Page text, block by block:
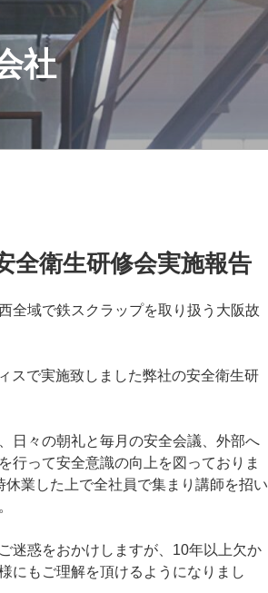
社
衛生研修会実施報告
全域で鉄スクラップを取り扱う大阪故
スで実施致しました弊社の安全衛生研
日々の朝礼と毎月の安全会議、外部へ
行って安全意識の向上を図っておりま
業した上で全社員で集まり講師を招い
迷惑をおかけしますが、10年以上欠か
にもご理解を頂けるようになりまし